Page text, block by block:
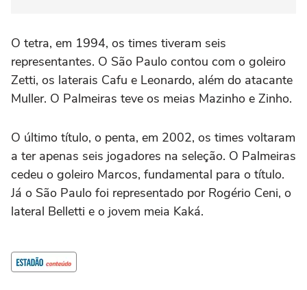
O tetra, em 1994, os times tiveram seis
representantes. O São Paulo contou com o goleiro
Zetti, os laterais Cafu e Leonardo, além do atacante
Muller. O Palmeiras teve os meias Mazinho e Zinho.
O último título, o penta, em 2002, os times voltaram
a ter apenas seis jogadores na seleção. O Palmeiras
cedeu o goleiro Marcos, fundamental para o título.
Já o São Paulo foi representado por Rogério Ceni, o
lateral Belletti e o jovem meia Kaká.